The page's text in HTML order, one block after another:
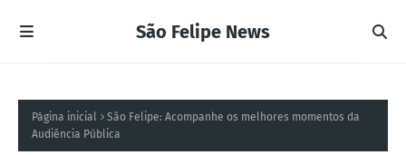
São Felipe News
Página inicial
São Felipe: Acompanhe os melhores momentos da
Audiência Pública